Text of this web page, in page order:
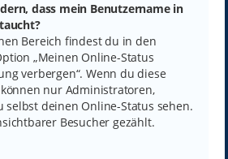
dass mein Benutzername in
Bereich findest du in den
„Meinen Online-Status
verbergen“. Wenn du diese
nur Administratoren,
deinen Online-Status sehen.
Besucher gezählt.